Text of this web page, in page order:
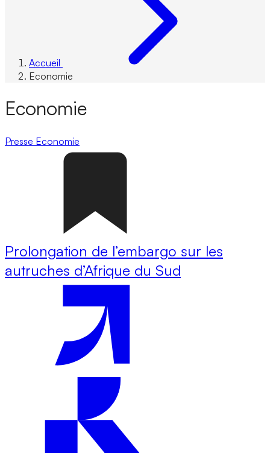
Accueil
Economie
Economie
Presse Economie
Prolongation de l’embargo sur les
autruches d’Afrique du Sud